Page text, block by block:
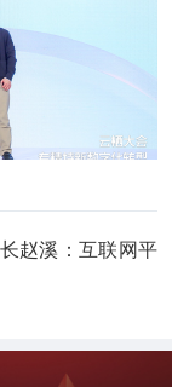
赵溪：互联网平